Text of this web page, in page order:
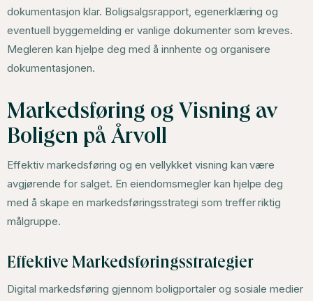
dokumentasjon klar. Boligsalgsrapport, egenerklæring og
eventuell byggemelding er vanlige dokumenter som kreves.
Megleren kan hjelpe deg med å innhente og organisere
dokumentasjonen.
Markedsføring og Visning av
Boligen på Årvoll
Effektiv markedsføring og en vellykket visning kan være
avgjørende for salget. En eiendomsmegler kan hjelpe deg
med å skape en markedsføringsstrategi som treffer riktig
målgruppe.
Effektive Markedsføringsstrategier
Digital markedsføring gjennom boligportaler og sosiale medier